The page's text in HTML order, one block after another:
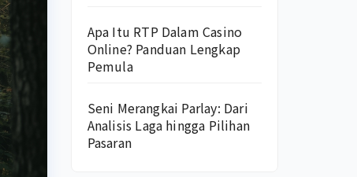
Apa Itu RTP Dalam Casino
Online? Panduan Lengkap
Pemula
Seni Merangkai Parlay: Dari
Analisis Laga hingga Pilihan
Pasaran